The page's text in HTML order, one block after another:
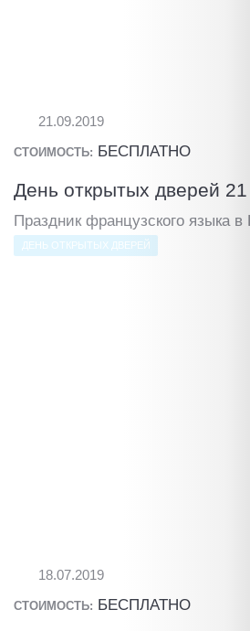
21.09.2019
СТОИМОСТЬ: БЕСПЛАТНО
День открытых дверей 21
Праздник французского языка
ДЕНЬ ОТКРЫТЫХ ДВЕРЕЙ
18.07.2019
СТОИМОСТЬ: БЕСПЛАТНО